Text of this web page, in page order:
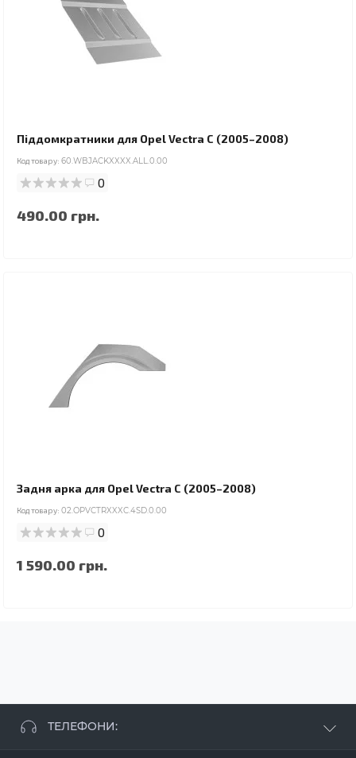
Піддомкратники для Opel Vectra C (2005–2008)
Код товару: 60.WBJACKXXXX.ALL.0.00
0
490.00 грн.
Задня арка для Opel Vectra C (2005–2008)
Код товару: 02.OPVCTRXXXC.4SD.0.00
0
1 590.00 грн.
ТЕЛЕФОНИ: